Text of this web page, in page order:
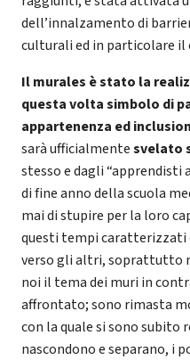
dell’innalzamento di
culturali ed in particolare il
Il murales è stato la
questa volta simbolo di
appartenenza ed
sarà ufficialmentesvelato
stesso e dagli “apprendisti
di fine anno della scuola
mai di stupire per la loro
questi tempi caratterizzati
verso gli altri, soprattutto
noi il tema dei muri in
affrontato; sono rimasta
con la quale si sono subito
nascondono e separano, i